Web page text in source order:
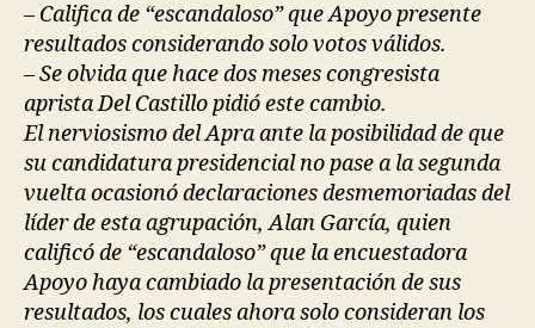
– Califica de “escandaloso” que Apoyo presente
resultados considerando solo votos válidos.
– Se olvida que hace dos meses congresista
aprista Del Castillo pidió este cambio.
El nerviosismo del Apra ante la posibilidad de que
su candidatura presidencial no pase a la segunda
vuelta ocasionó declaraciones desmemoriadas del
líder de esta agrupación, Alan García, quien
calificó de “escandaloso” que la encuestadora
Apoyo haya cambiado la presentación de sus
resultados, los cuales ahora solo consideran los